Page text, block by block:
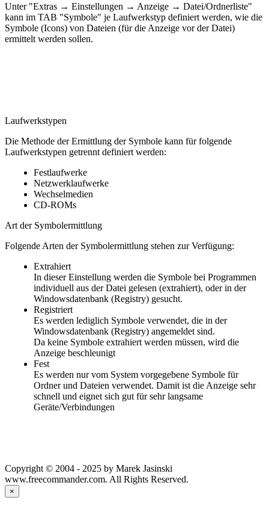
Unter "Extras → Einstellungen → Anzeige → Datei/Ordnerliste"
kann im TAB "Symbole" je Laufwerkstyp definiert werden, wie die
Symbole (Icons) von Dateien (für die Anzeige vor der Datei)
ermittelt werden sollen.
Laufwerkstypen
Die Methode der Ermittlung der Symbole kann für folgende
Laufwerkstypen getrennt definiert werden:
Festlaufwerke
Netzwerklaufwerke
Wechselmedien
CD-ROMs
Art der Symbolermittlung
Folgende Arten der Symbolermittlung stehen zur Verfügung:
Extrahiert
In dieser Einstellung werden die Symbole bei Programmen
individuell aus der Datei gelesen (extrahiert), oder in der
Windowsdatenbank (Registry) gesucht.
Registriert
Es werden lediglich Symbole verwendet, die in der
Windowsdatenbank (Registry) angemeldet sind.
Da keine Symbole extrahiert werden müssen, wird die
Anzeige beschleunigt
Fest
Es werden nur vom System vorgegebene Symbole für
Ordner und Dateien verwendet. Damit ist die Anzeige sehr
schnell und eignet sich gut für sehr langsame
Geräte/Verbindungen
Copyright © 2004 - 2025 by Marek Jasinski
www.freecommander.com. All Rights Reserved.
×